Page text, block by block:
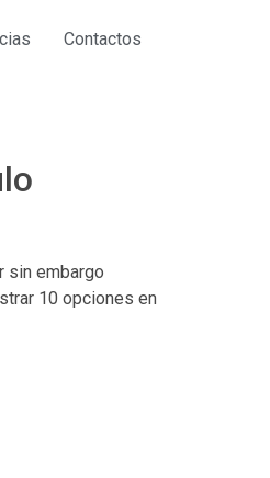
Contactos
sin embargo
10 opciones en